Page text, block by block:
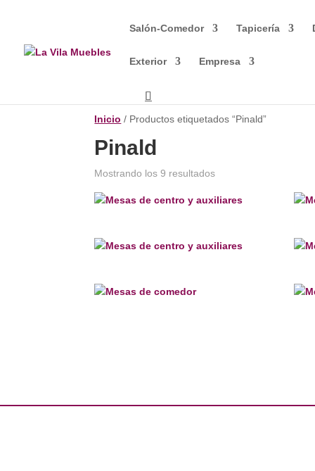
Salón-Comedor Tapicería
Exterior Empresa
Inicio / Productos etiquetados “Pinald”
Pinald
Mostrando los 9 resultados